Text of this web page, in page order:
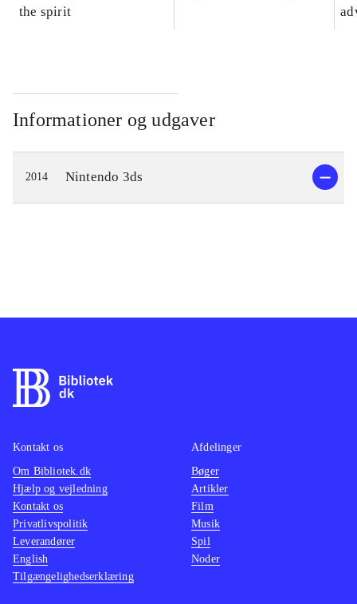
the spirit
Informationer og udgaver
2014 Nintendo 3ds
Kontakt os
Om Bibliotek.dk
Hjælp og vejledning
Kontakt os
Privatlivspolitik
Leverandører
English
Tilgængelighedserklæring
Afdelinger
Bøger
Artikler
Film
Musik
Spil
Noder